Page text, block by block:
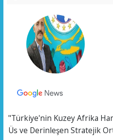
"Türkiye'nin Kuzey Afrika
Üs ve Derinleşen Stratejik